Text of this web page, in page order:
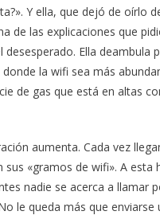
Y ella, que dejó de oírlo
de las explicaciones que
desesperado. Ella deambula
la wifi sea más
de gas que está en altas
aumenta. Cada vez
sus «gramos de wifi». A esta
nadie se acerca a llamar
le queda más que enviarse